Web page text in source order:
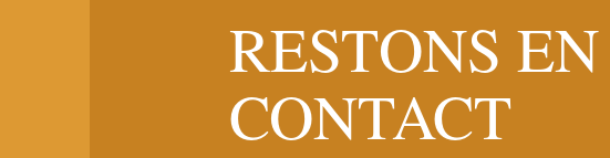
RESTONS EN
CONTACT